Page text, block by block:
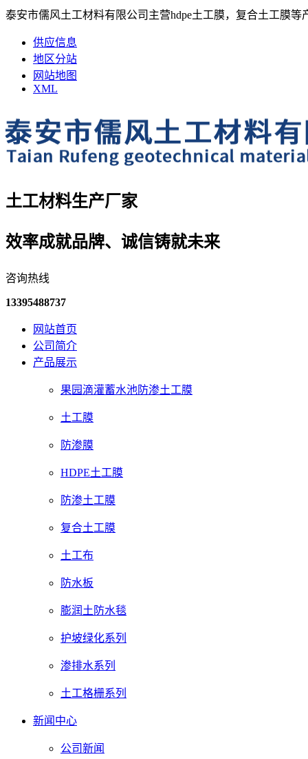
泰安市儒风土工材料有限公司主营hdpe土工膜，复合土工膜等
供应信息
地区分站
网站地图
XML
土工材料生产厂家
效率成就品牌、诚信铸就未来
咨询热线
13395488737
网站首页
公司简介
产品展示
果园滴灌蓄水池防渗土工膜
土工膜
防渗膜
HDPE土工膜
防渗土工膜
复合土工膜
土工布
防水板
膨润土防水毯
护坡绿化系列
渗排水系列
土工格栅系列
新闻中心
公司新闻